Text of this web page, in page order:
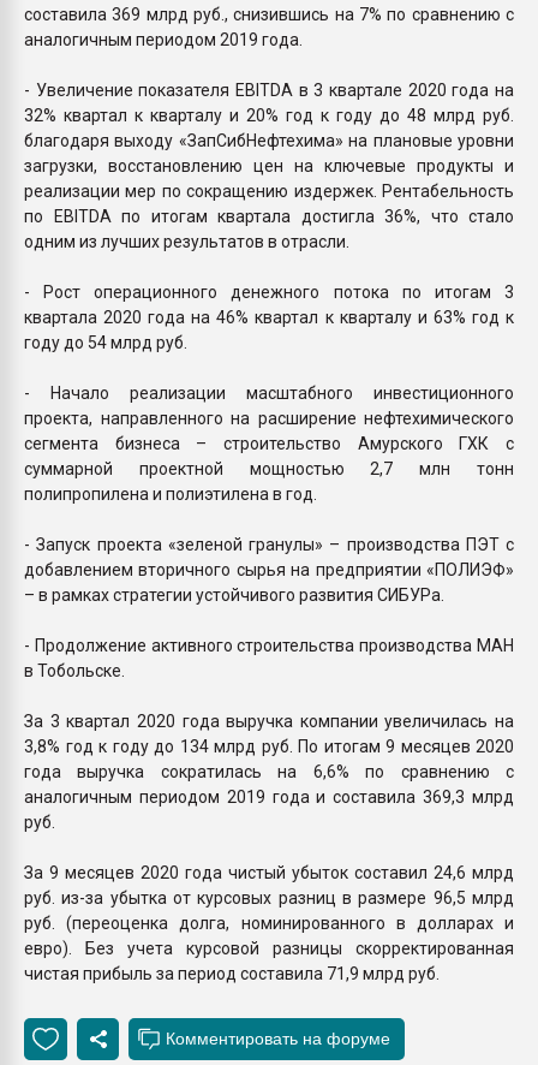
составила 369 млрд руб., снизившись на 7% по сравнению с
аналогичным периодом 2019 года.
- Увеличение показателя EBITDA в 3 квартале 2020 года на
32% квартал к кварталу и 20% год к году до 48 млрд руб.
благодаря выходу «ЗапСибНефтехима» на плановые уровни
загрузки, восстановлению цен на ключевые продукты и
реализации мер по сокращению издержек. Рентабельность
по EBITDA по итогам квартала достигла 36%, что стало
одним из лучших результатов в отрасли.
- Рост операционного денежного потока по итогам 3
квартала 2020 года на 46% квартал к кварталу и 63% год к
году до 54 млрд руб.
- Начало реализации масштабного инвестиционного
проекта, направленного на расширение нефтехимического
сегмента бизнеса – строительство Амурского ГХК с
суммарной проектной мощностью 2,7 млн тонн
полипропилена и полиэтилена в год.
- Запуск проекта «зеленой гранулы» – производства ПЭТ с
добавлением вторичного сырья на предприятии «ПОЛИЭФ»
– в рамках стратегии устойчивого развития СИБУРа.
- Продолжение активного строительства производства МАН
в Тобольске.
За 3 квартал 2020 года выручка компании увеличилась на
3,8% год к году до 134 млрд руб. По итогам 9 месяцев 2020
года выручка сократилась на 6,6% по сравнению с
аналогичным периодом 2019 года и составила 369,3 млрд
руб.
За 9 месяцев 2020 года чистый убыток составил 24,6 млрд
руб. из-за убытка от курсовых разниц в размере 96,5 млрд
руб. (переоценка долга, номинированного в долларах и
евро). Без учета курсовой разницы скорректированная
чистая прибыль за период составила 71,9 млрд руб.